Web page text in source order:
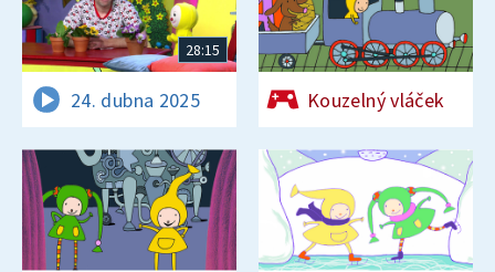
28:15
24. dubna 2025 Kouzelný vláček